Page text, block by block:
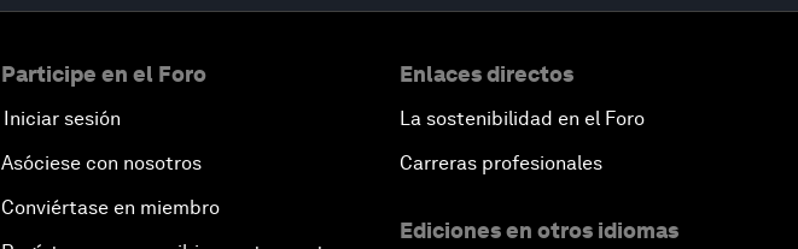
Participe en el Foro
Iniciar sesión
Asóciese con nosotros
Conviértase en miembro
Enlaces directos
La sostenibilidad en el Foro
Carreras profesionales
Ediciones en otros idiomas